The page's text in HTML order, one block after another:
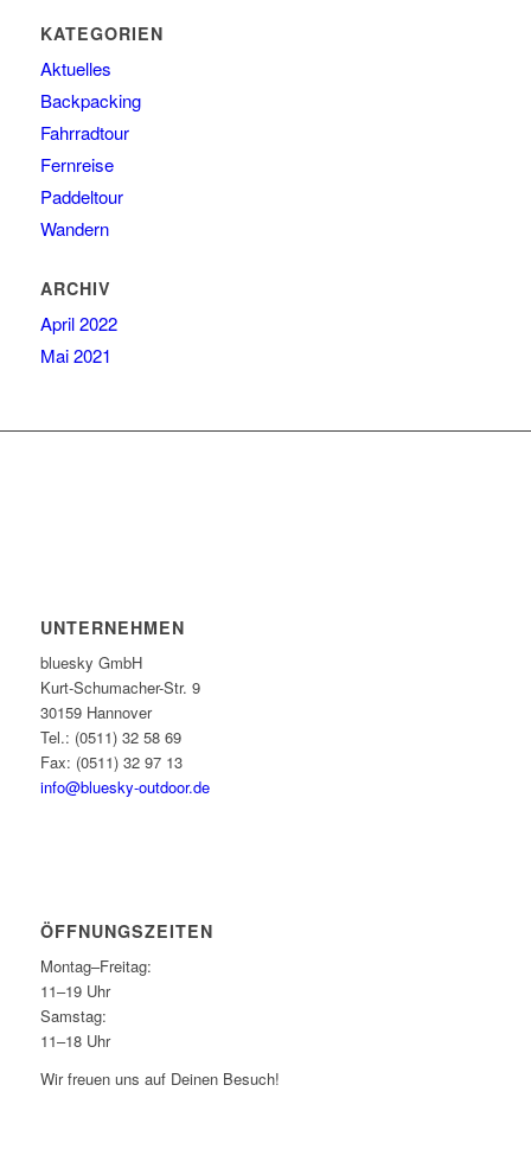
KATEGORIEN
Aktuelles
Backpacking
Fahrradtour
Fernreise
Paddeltour
Wandern
ARCHIV
April 2022
Mai 2021
UNTERNEHMEN
bluesky GmbH
Kurt-Schumacher-Str. 9
30159 Hannover
Tel.: (0511) 32 58 69
Fax: (0511) 32 97 13
info@bluesky-outdoor.de
ÖFFNUNGS­ZEITEN
Montag–Freitag:
11–19 Uhr
Samstag:
11–18 Uhr
Wir freuen uns auf Deinen Besuch!